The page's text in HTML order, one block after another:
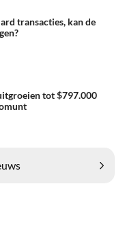
transacties, kan de
tot $797.000